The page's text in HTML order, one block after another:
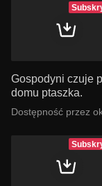
Gospodyni czuje
domu ptaszka.
Dostępność przez